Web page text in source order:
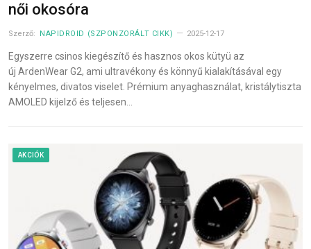
női okosóra
Szerző: NAPIDROID (SZPONZORÁLT CIKK) 2025-12-17
Egyszerre csinos kiegészítő és hasznos okos kütyü az
új ArdenWear G2, ami ultravékony és könnyű kialakításával egy
kényelmes, divatos viselet. Prémium anyaghasználat, kristálytiszta
AMOLED kijelző és teljesen…
AKCIÓK